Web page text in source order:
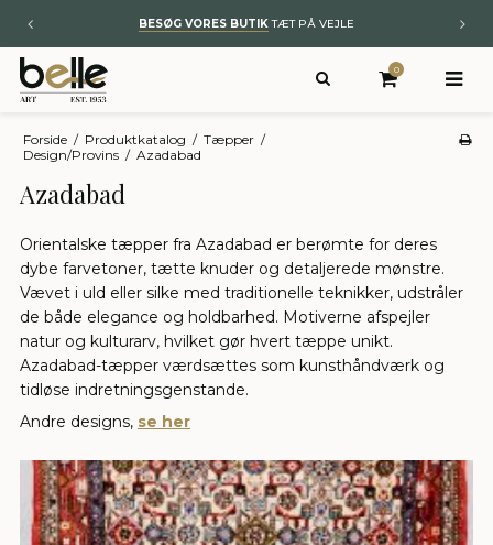
BESØG VORES BUTIKTÆT PÅ VEJLE
0
Forside / Produktkatalog / Tæpper /
Design/Provins / Azadabad
Azadabad
Orientalske tæpper fra Azadabad er berømte for deres
dybe farvetoner, tætte knuder og detaljerede mønstre.
Vævet i uld eller silke med traditionelle teknikker, udstråler
de både elegance og holdbarhed. Motiverne afspejler
natur og kulturarv, hvilket gør hvert tæppe unikt.
Azadabad-tæpper værdsættes som kunsthåndværk og
tidløse indretningsgenstande.
Andre designs, se her